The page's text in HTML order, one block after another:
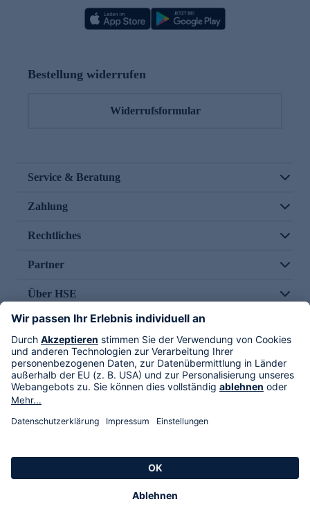
Bestellung widerrufen
Widerrufsformular
Service & Beratung
Zahlung
Rechtliches
Partner
Über HSE
Im TV
HSE International